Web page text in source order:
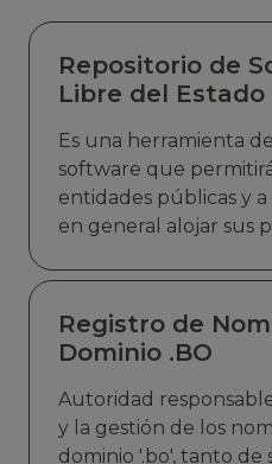
Repositorio de
Libre del Estado
Es una herramienta
software que
entidades públicas y
en general alojar sus
colaborativo de una
grupo de personas
mismo fin o tienen un
interés, ahorrando
reutilizar software
entidades.
Registro de
Dominio .BO
Autoridad
y la gestión de los
dominio '.bo', tanto de segundo